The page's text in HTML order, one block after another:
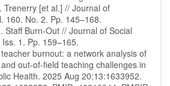
Trenerry [et al.] // Journal of
160. No. 2. Pp. 145–168.
Staff Burn-Out // Journal of Social
1. Pp. 159–165.
burnout: a network analysis of
out-of-field teaching challenges in
Health. 2025 Aug 20;13:1633952.